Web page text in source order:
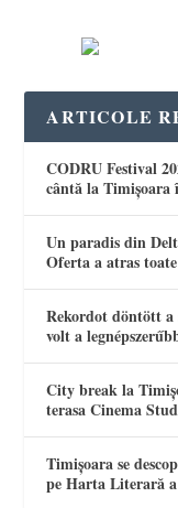
ARTICOLE
CODRU Festival
cântă la Timișoara
Un paradis din
Oferta a atras
Rekordot döntött a
volt a
City break la
terasa Cinema
Timișoara se
pe Harta Literară